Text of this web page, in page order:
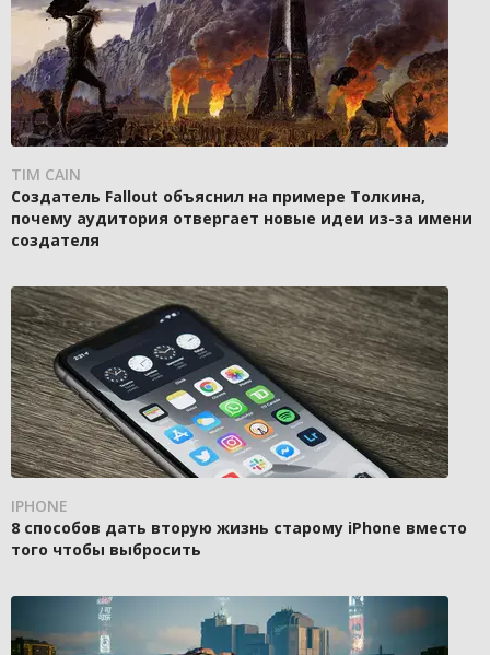
TIM CAIN
Создатель Fallout объяснил на примере Толкина,
почему аудитория отвергает новые идеи из-за имени
создателя
IPHONE
8 способов дать вторую жизнь старому iPhone вместо
того чтобы выбросить